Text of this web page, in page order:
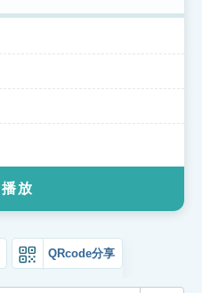
播放
QRcode分享